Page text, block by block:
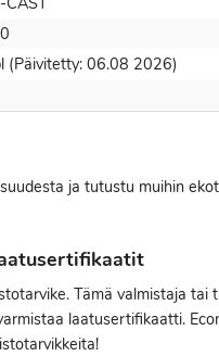
(Päivitetty: 06.08 2026)
ja tutustu muihin
Tämä valmistaja
laatusertifikaatti.